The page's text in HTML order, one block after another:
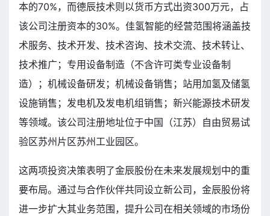
本的70%，而德辰技术则以货币方式出资300万元，占
该公司注册资本的30%。佳氢智能的经营范围将涵盖技
术服务、技术开发、技术咨询、技术交流、技术转让、
技术推广；专用设备制造（不含许可类专业设备制
造）；机械设备研发；机械设备销售；站用加氢及储氢
设施销售；发电机及发电机组销售；新兴能源技术研发
等领域。该公司注册地址位于中国（江苏）自由贸易试
验区苏州片区苏州工业园区。
这两项投资决策表明了金辰股份在未来发展规划中的重
要布局。通过与合作伙伴共同设立新公司，金辰股份将
进一步扩大其业务范围，提升公司在相关领域的市场份